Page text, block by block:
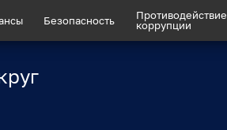
Безопасность
Противодействие
коррупции